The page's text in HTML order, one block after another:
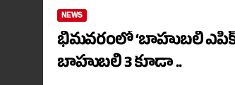
NEWS
భీమవరంలో ‘బాహుబలి
బాహుబలి 3 కూడా ..